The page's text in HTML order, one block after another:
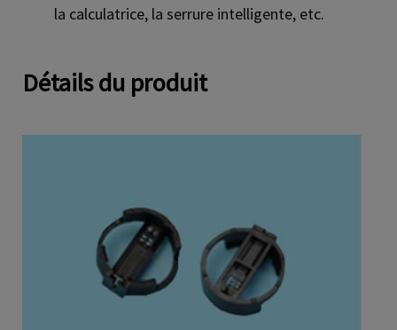
la calculatrice, la serrure intelligente, etc.
Détails du produit